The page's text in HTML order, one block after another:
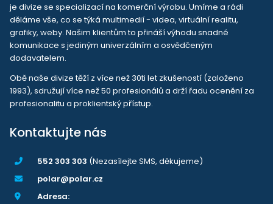
je divize se specializací na komerční výrobu. Umíme a rádi
děláme vše, co se týká multimedií - videa, virtuální realitu,
grafiky, weby. Našim klientům to přináší výhodu snadné
komunikace s jediným univerzálním a osvědčeným
dodavatelem.
Obě naše divize těží z více než 30ti let zkušeností (založeno
1993), sdružují více než 50 profesionálů a drží řadu ocenění za
profesionalitu a proklientský přístup.
Kontaktujte nás
552 303 303 (Nezasílejte SMS, děkujeme)
polar@polar.cz
Adresa: